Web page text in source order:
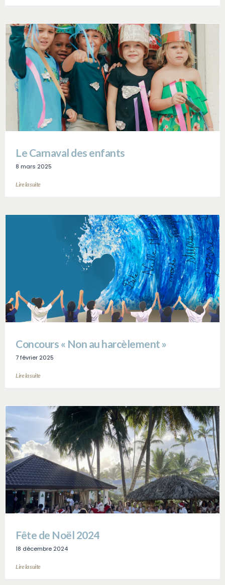
Le Carnaval des enfants
8 mars 2025
Lire la suite
Concours « Non au harcèlement »
7 février 2025
Lire la suite
Fête de Noël 2024
18 décembre 2024
Lire la suite